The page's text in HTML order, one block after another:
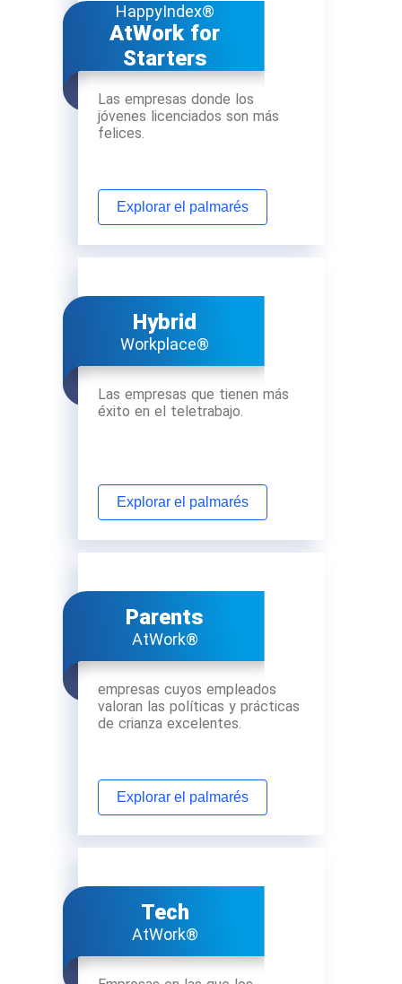
HappyIndex®
AtWork for
Starters
Las empresas donde los
jóvenes licenciados son más
felices.
Explorar el palmarés
Hybrid
Workplace®
Las empresas que tienen más
éxito en el teletrabajo.
Explorar el palmarés
Parents
AtWork®
empresas cuyos empleados
valoran las políticas y prácticas
de crianza excelentes.
Explorar el palmarés
Tech
AtWork®